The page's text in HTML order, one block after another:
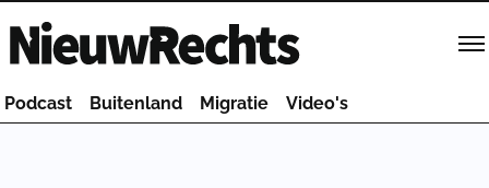
Homepage van NieuwRechts
Podcast Buitenland Migratie Video's